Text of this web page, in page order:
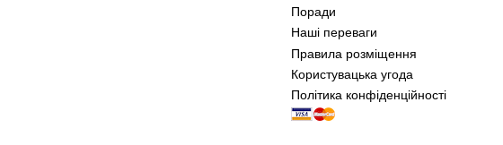
Російський воєнний корабель, іди нах..й! 🇷🇺 🚢 🖕 PS:
Поради
Наші переваги
Правила розміщення
Користувацька угода
Політика конфіденційності